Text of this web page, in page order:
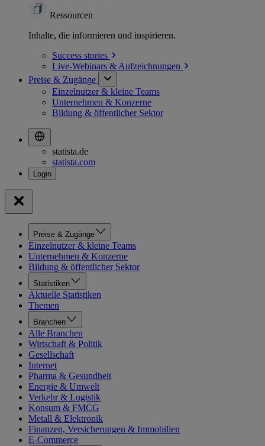
Ressourcen
Inhalte, die informieren und inspirieren.
Success stories
Live-Webinars & Aufzeichnungen
Preise & Zugänge
Einzelnutzer & kleine Teams
Unternehmen & Konzerne
Bildung & öffentlicher Sektor
statista.de
statista.com
Preise & Zugänge
Einzelnutzer & kleine Teams
Unternehmen & Konzerne
Bildung & öffentlicher Sektor
Statistiken
Aktuelle Statistiken
Themen
Branchen
Alle Branchen
Wirtschaft & Politik
Gesellschaft
Internet
Pharma & Gesundheit
Energie & Umwelt
Verkehr & Logistik
Konsum & FMCG
Metall & Elektronik
Finanzen, Versicherungen & Immobilien
E-Commerce